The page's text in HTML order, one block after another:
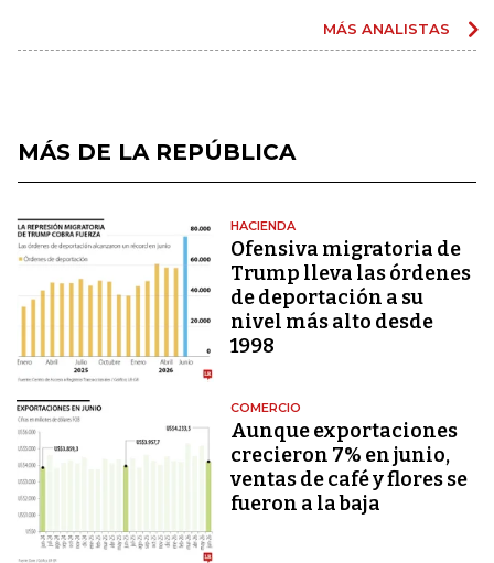
MÁS ANALISTAS
MÁS DE LA REPÚBLICA
HACIENDA
Ofensiva migratoria de
Trump lleva las órdenes
de deportación a su
nivel más alto desde
1998
COMERCIO
Aunque exportaciones
crecieron 7% en junio,
ventas de café y flores se
fueron a la baja